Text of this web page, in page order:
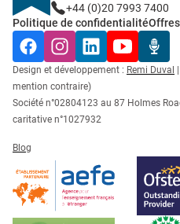
+44 (0)20 7993 7400
Politique de confidentialité
FacebookInstagramLinkedInYouTubeRadio
Design et développement : Remi Duval
mention contraire)
Société n°02804123 au 87 Holmes
caritative n°1027932
Blog